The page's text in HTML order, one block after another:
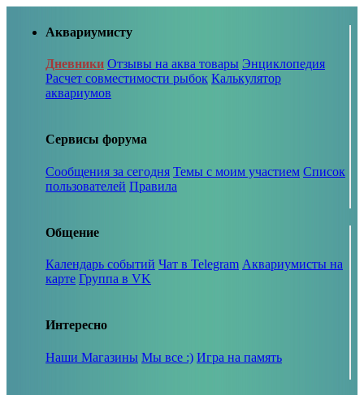
Аквариумисту
Дневники Отзывы на аква товары Энциклопедия
Расчет совместимости рыбок Калькулятор
аквариумов
Сервисы форума
Сообщения за сегодня Темы с моим участием Список
пользователей Правила
Общение
Календарь событий Чат в Telegram Аквариумисты на
карте Группа в VK
Интересно
Наши Магазины Мы все :) Игра на память